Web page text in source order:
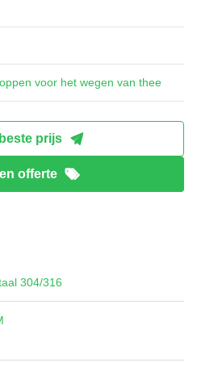
voor het wegen van thee
prijs
offerte
304/316